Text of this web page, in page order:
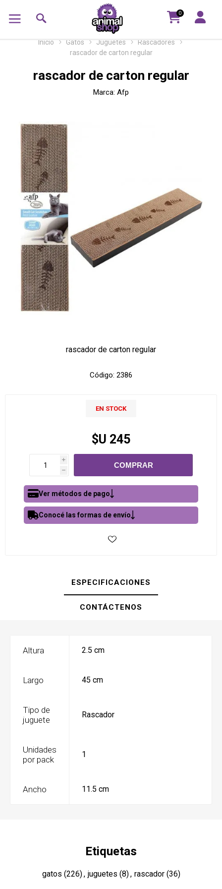
0
Inicio Gatos Juguetes
Rascadores
rascador de carton regular
rascador de carton regular
Marca: Afp
rascador de carton regular
Código: 2386
EN STOCK
$U 245
i
h
Ver métodos de pago
Conocé las formas de envío
ESPECIFICACIONES
CONTÁCTENOS
Altura 2.5 cm
Largo 45 cm
Tipo de
juguete
Rascador
Unidades
por pack
1
Ancho 11.5 cm
Etiquetas
gatos (226), juguetes (8), rascador (36)